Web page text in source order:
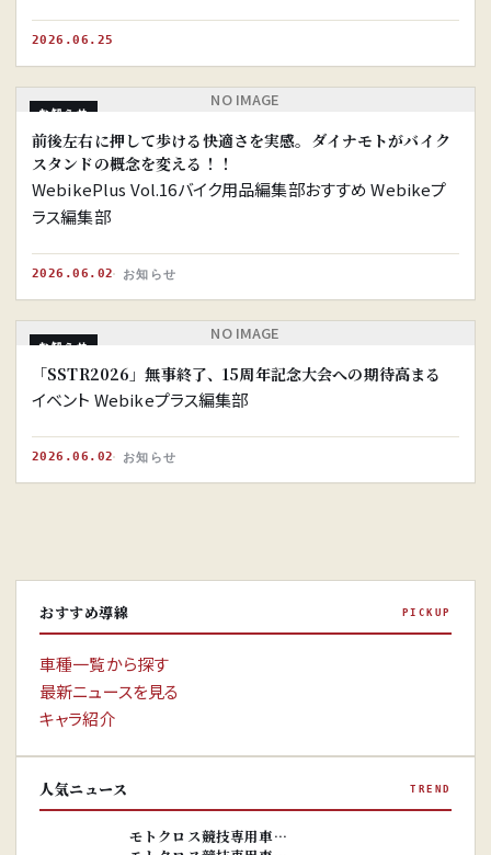
2026.06.25
お知らせ
NO IMAGE
前後左右に押して歩ける快適さを実感。ダイナモトがバイク
スタンドの概念を変える！！
WebikePlus Vol.16バイク用品編集部おすすめ Webikeプ
ラス編集部
2026.06.02 お知らせ
お知らせ
NO IMAGE
「SSTR2026」無事終了、15周年記念大会への期待高まる
イベント Webikeプラス編集部
2026.06.02 お知らせ
おすすめ導線 PICKUP
車種一覧から探す
最新ニュースを見る
キャラ紹介
人気ニュース TREND
※画像はイ
モトクロス競技専用車…